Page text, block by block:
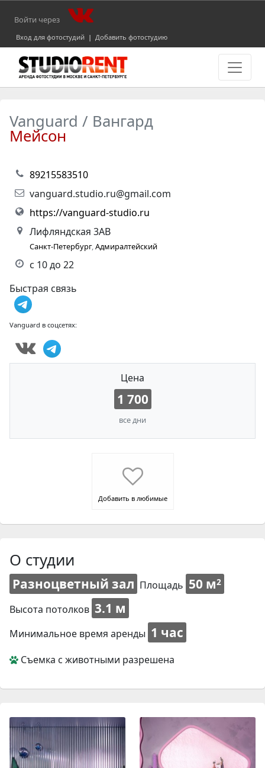
Войти через
Вход для фотостудий | Добавить фотостудию
Vanguard / Вангард
Мейсон
89215583510
vanguard.studio.ru@gmail.com
https://vanguard-studio.ru
Лифляндская 3АВ
Санкт-Петербург,Адмиралтейский
с 10 до 22
Быстрая связь
Vanguard в соцсетях:
Цена
1 700
все дни
Добавить в любимые
О студии
Разноцветный зал Площадь 50 м2
Высота потолков 3.1 м
Минимальное время аренды 1 час
Съемка с животными разрешена